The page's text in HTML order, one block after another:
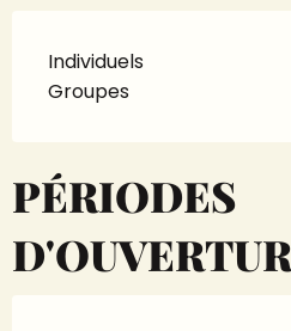
Individuels
Groupes
PÉRIODES